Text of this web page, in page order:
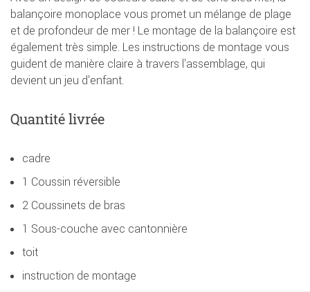
balançoire monoplace vous promet un mélange de plage
et de profondeur de mer ! Le montage de la balançoire est
également très simple. Les instructions de montage vous
guident de manière claire à travers l'assemblage, qui
devient un jeu d'enfant.
Quantité livrée
cadre
1 Coussin réversible
2 Coussinets de bras
1 Sous-couche avec cantonnière
toit
instruction de montage